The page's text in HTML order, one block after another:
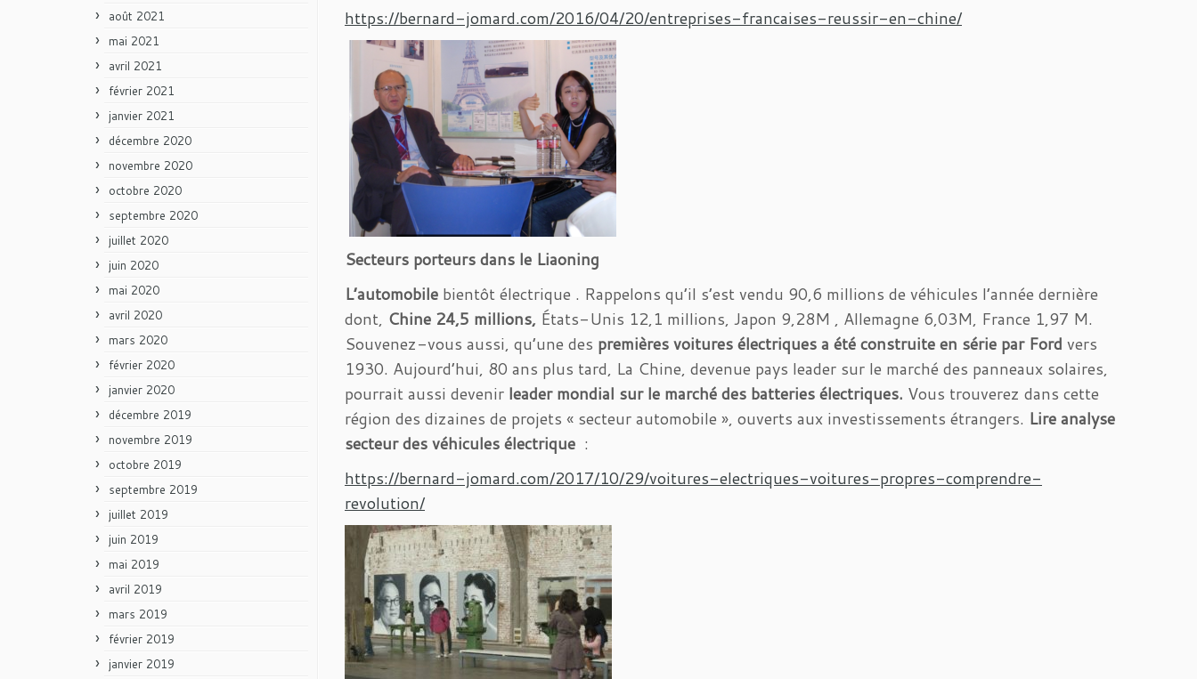
août 2021
mai 2021
avril 2021
février 2021
janvier 2021
décembre 2020
novembre 2020
octobre 2020
septembre 2020
juillet 2020
juin 2020
mai 2020
avril 2020
mars 2020
février 2020
janvier 2020
décembre 2019
novembre 2019
octobre 2019
septembre 2019
juillet 2019
juin 2019
mai 2019
avril 2019
mars 2019
février 2019
janvier 2019
https://bernard-jomard.com/2016/04/20/entreprises-francaises-reussir-en-chine/
Secteurs porteurs dans le Liaoning
L’automobile bientôt électrique . Rappelons qu’il s’est vendu 90,6 millions de véhicules l’année dernière
dont, Chine 24,5 millions, États-Unis 12,1 millions, Japon 9,28M , Allemagne 6,03M, France 1,97 M.
Souvenez-vous aussi, qu’une des premières voitures électriques a été construite en série par Ford vers
1930. Aujourd’hui, 80 ans plus tard, La Chine, devenue pays leader sur le marché des panneaux solaires,
pourrait aussi devenir leader mondial sur le marché des batteries électriques. Vous trouverez dans cette
région des dizaines de projets « secteur automobile », ouverts aux investissements étrangers. Lire analyse
secteur des véhicules électrique :
https://bernard-jomard.com/2017/10/29/voitures-electriques-voitures-propres-comprendre-
revolution/